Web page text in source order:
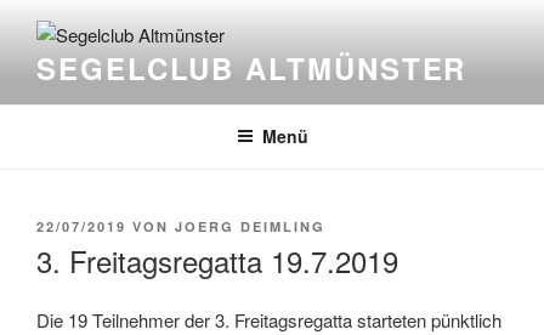
Inhalt
springenSEGELCLUB ALTMÜNSTER
Menü
VERÖFFENTLICHT
22/07/2019 VON JOERG DEIMLING
3. Freitagsregatta 19.7.2019
Die 19 Teilnehmer der 3. Freitagsregatta starteten pünktlich